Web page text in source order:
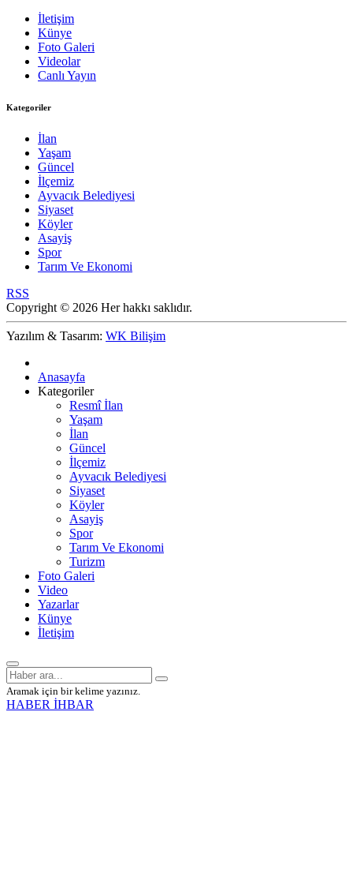
İletişim
Künye
Foto Galeri
Videolar
Canlı Yayın
Kategoriler
İlan
Yaşam
Güncel
İlçemiz
Ayvacık Belediyesi
Siyaset
Köyler
Asayiş
Spor
Tarım Ve Ekonomi
RSS
Copyright © 2026 Her hakkı saklıdır.
Yazılım & Tasarım: WK Bilişim
Anasayfa
Kategoriler
Resmî İlan
Yaşam
İlan
Güncel
İlçemiz
Ayvacık Belediyesi
Siyaset
Köyler
Asayiş
Spor
Tarım Ve Ekonomi
Turizm
Foto Galeri
Video
Yazarlar
Künye
İletişim
Aramak için bir kelime yazınız.
HABER İHBAR